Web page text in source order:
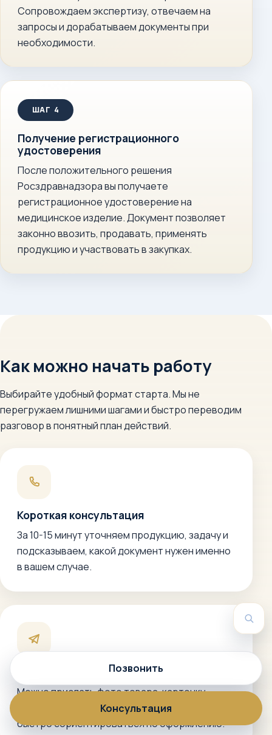
Сопровождаем экспертизу, отвечаем на
запросы и дорабатываем документы при
необходимости.
Получение регистрационного
удостоверения
После положительного решения
Росздравнадзора вы получаете
регистрационное удостоверение на
медицинское изделие. Документ позволяет
законно ввозить, продавать, применять
продукцию и участвовать в закупках.
Как можно начать работу
Выбирайте удобный формат старта. Мы не
перегружаем лишними шагами и быстро переводим
разговор в понятный план действий.
Короткая консультация
За 10-15 минут уточняем продукцию, задачу и
подсказываем, какой документ нужен именно
в вашем случае.
Связь в мессенджере
Можно прислать фото товара, карточку
маркетплейса, состав или описание, чтобы
быстро сориентироваться по оформлению.
Позвонить
Консультация